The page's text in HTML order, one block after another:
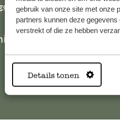
gebruik van onze site met onze
partners kunnen deze
verstrekt of die ze hebben
Details tonen